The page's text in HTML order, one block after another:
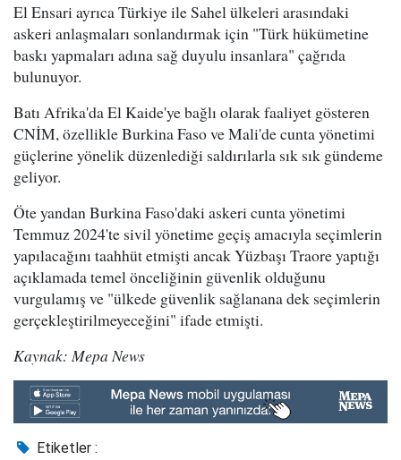
El Ensari ayrıca Türkiye ile Sahel ülkeleri arasındaki
askeri anlaşmaları sonlandırmak için "Türk hükümetine
baskı yapmaları adına sağ duyulu insanlara" çağrıda
bulunuyor.
Batı Afrika'da El Kaide'ye bağlı olarak faaliyet gösteren
CNİM, özellikle Burkina Faso ve Mali'de cunta yönetimi
güçlerine yönelik düzenlediği saldırılarla sık sık gündeme
geliyor.
Öte yandan Burkina Faso'daki askeri cunta yönetimi
Temmuz 2024'te sivil yönetime geçiş amacıyla seçimlerin
yapılacağını taahhüt etmişti ancak Yüzbaşı Traore yaptığı
açıklamada temel önceliğinin güvenlik olduğunu
vurgulamış ve "ülkede güvenlik sağlanana dek seçimlerin
gerçekleştirilmeyeceğini" ifade etmişti.
Kaynak: Mepa News
Etiketler :